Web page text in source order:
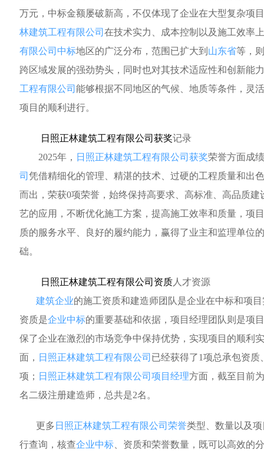
万元，中标金额屡破新高，不仅体现了企业在大型复杂项
林建筑工程有限公司 在技术实力、成本控制以及施工效率
有限公司中标地区的广泛分布，范围已扩大到 山东省等，
跨区域发展的强劲势头，同时也对其技术适应性和创新能
工程有限公司 能够根据不同地区的气候、地质等条件，灵
项目的顺利进行。
日照正林建筑工程有限公司获奖记录
2025年， 日照正林建筑工程有限公司获奖荣誉方面成
司 凭借精细化的管理、精湛的技术、过硬的工程质量和出
而出，荣获0项荣誉，始终保持高要求、高标准、高品质
艺的应用，不断优化施工方案，提高施工效率和质量，项
质的服务水平、良好的履约能力，赢得了业主和监理单位
础。
日照正林建筑工程有限公司资质 人才资源
建筑企业的施工资质和建造师团队是企业在中标和项
资质是企业中标的重要基础和依据，项目经理团队则是项
保了企业在激烈的市场竞争中保持优势，实现项目的顺利
面， 日照正林建筑工程有限公司 已经获得了1项总承包资
项； 日照正林建筑工程有限公司项目经理方面，截至目前
名二级注册建造师，总共是2名。
更多 日照正林建筑工程有限公司荣誉类型、数量以及
行查询，核查企业中标 、资质和荣誉数量，既可以高效的